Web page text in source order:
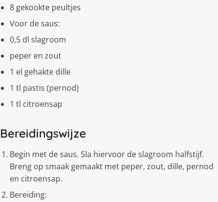
8 gekookte peultjes
Voor de saus:
0,5 dl slagroom
peper en zout
1 el gehakte dille
1 tl pastis (pernod)
1 tl citroensap
Bereidingswijze
Begin met de saus. Sla hiervoor de slagroom halfstijf.
Breng op smaak gemaakt met peper, zout, dille, pernod
en citroensap.
Bereiding: